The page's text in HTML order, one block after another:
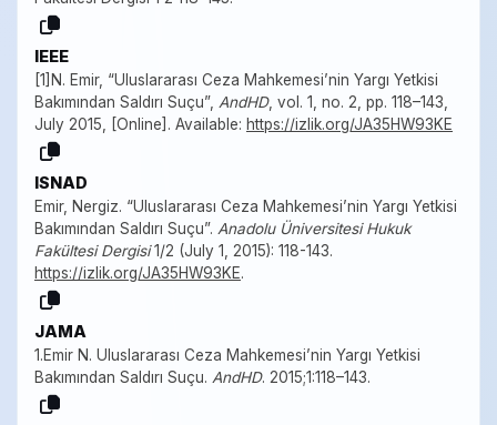
IEEE
[1]N. Emir, “Uluslararası Ceza Mahkemesi’nin Yargı Yetkisi
Bakımından Saldırı Suçu”, AndHD, vol. 1, no. 2, pp. 118–143,
July 2015, [Online]. Available: https://izlik.org/JA35HW93KE
ISNAD
Emir, Nergiz. “Uluslararası Ceza Mahkemesi’nin Yargı Yetkisi
Bakımından Saldırı Suçu”. Anadolu Üniversitesi Hukuk
Fakültesi Dergisi1/2 (July 1, 2015): 118-143.
https://izlik.org/JA35HW93KE.
JAMA
1.Emir N. Uluslararası Ceza Mahkemesi’nin Yargı Yetkisi
Bakımından Saldırı Suçu. AndHD. 2015;1:118–143.